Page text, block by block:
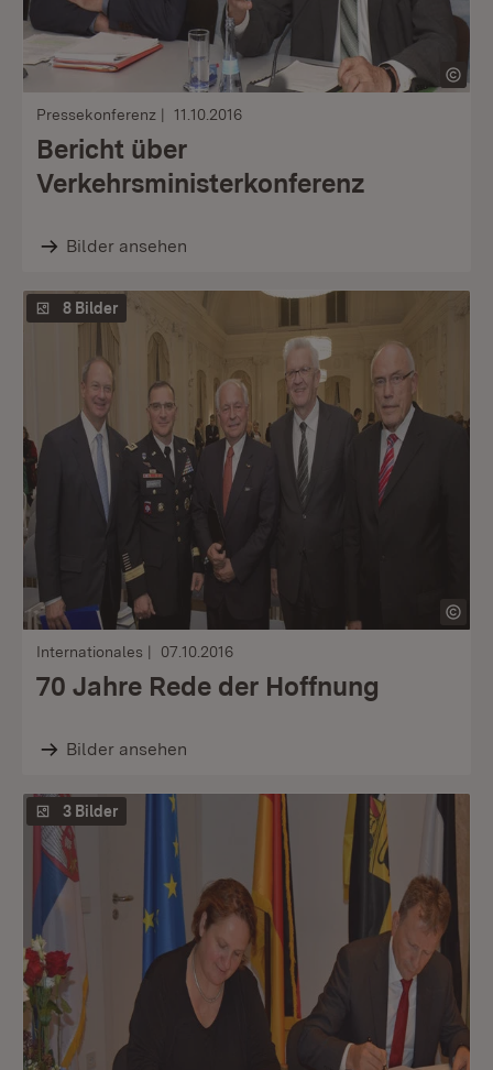
Pressekonferenz 11.10.2016
Bericht über
Verkehrsministerkonferenz
Bilder ansehen
8 Bilder
Internationales 07.10.2016
70 Jahre Rede der Hoffnung
Bilder ansehen
3 Bilder